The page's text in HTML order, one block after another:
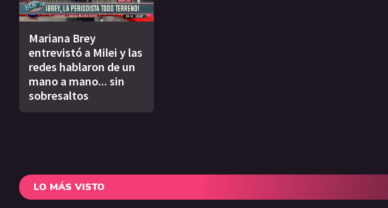
Mariana Brey
entrevistó a Milei y las
redes hablaron de un
mano a mano... sin
sobresaltos
LO MÁS VISTO